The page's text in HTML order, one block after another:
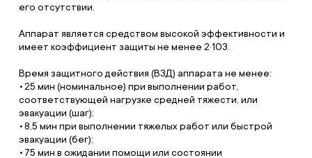
его отсутствии.
Аппарат является средством высокой эффективности и
имеет коэффициент защиты не менее 2·103.
Время защитного действия (ВЗД) аппарата не менее:
25 мин (номинальное) при выполнении работ,
соответствующей нагрузке средней тяжести, или
эвакуации (шаг);
8,5 мин при выполнении тяжелых работ или быстрой
эвакуации (бег);
75 мин в ожидании помощи или состоянии